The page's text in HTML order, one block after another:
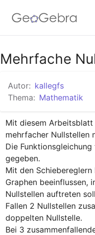
Google Classroom
GeoGebra Classroom
Mehrfache
Autor: kallegfs
Thema: Mathematik
Mit diesem Arbeitsblatt
mehrfacher Nullstellen
Die
gegeben.
Mit den
Graphen beeinflussen,
Nullstellen auftreten
Fallen 2 Nullstellen
doppelten Nullstelle.
Bei 3